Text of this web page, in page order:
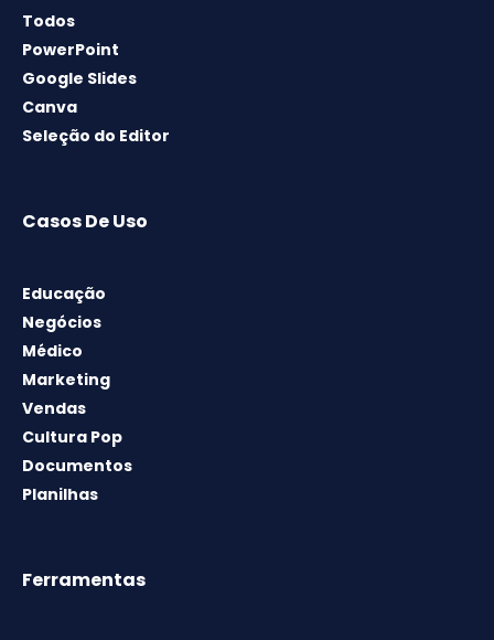
Todos
PowerPoint
Google Slides
Canva
Seleção do Editor
Casos De Uso
Educação
Negócios
Médico
Marketing
Vendas
Cultura Pop
Documentos
Planilhas
Ferramentas